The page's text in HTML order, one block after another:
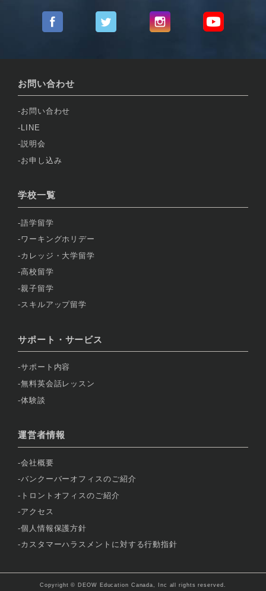
お問い合わせ
お問い合わせ
LINE
説明会
お申し込み
学校一覧
語学留学
ワーキングホリデー
カレッジ・大学留学
高校留学
親子留学
スキルアップ留学
サポート・サービス
サポート内容
無料英会話レッスン
体験談
運営者情報
会社概要
バンクーバーオフィスのご紹介
トロントオフィスのご紹介
アクセス
個人情報保護方針
カスタマーハラスメントに対する行動指針
Copyright © DEOW Education Canada, Inc all rights reserved.